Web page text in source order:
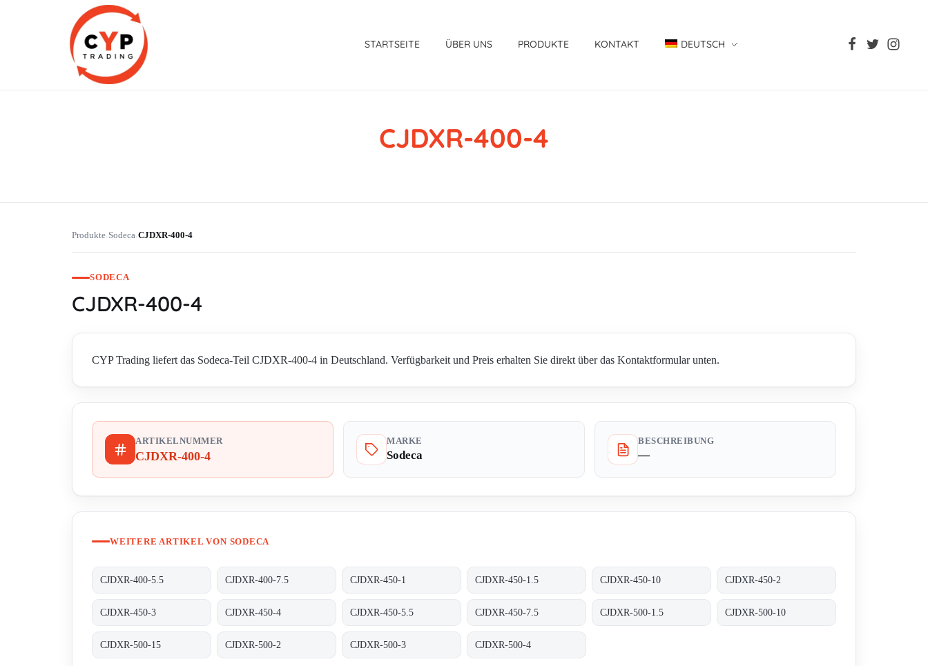
STARTSEITE ÜBER UNS PRODUKTE KONTAKT DEUTSCH
CJDXR-400-4
Produkte›Sodeca›CJDXR-400-4
SODECA
CJDXR-400-4
CYP Trading liefert das Sodeca-Teil CJDXR-400-4 in Deutschland. Verfügbarkeit und Preis erhalten Sie direkt über das Kontaktformular unten.
ARTIKELNUMMER
CJDXR-400-4
MARKE
Sodeca
BESCHREIBUNG
—
WEITERE ARTIKEL VON SODECA
CJDXR-400-5.5 CJDXR-400-7.5 CJDXR-450-1 CJDXR-450-1.5 CJDXR-450-10 CJDXR-450-2
CJDXR-450-3 CJDXR-450-4 CJDXR-450-5.5 CJDXR-450-7.5 CJDXR-500-1.5 CJDXR-500-10
CJDXR-500-15 CJDXR-500-2 CJDXR-500-3 CJDXR-500-4